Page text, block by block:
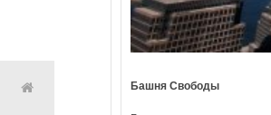
Башня Свободы